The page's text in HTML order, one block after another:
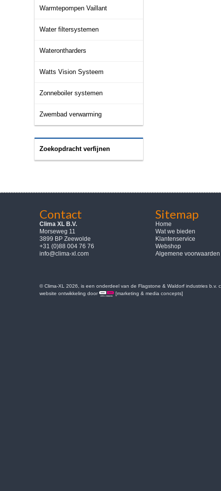
Warmtepompen Vaillant
Water filtersystemen
Waterontharders
Watts Vision Systeem
Zonneboiler systemen
Zwembad verwarming
Zoekopdracht verfijnen
Contact
Clima XL B.V.
Morseweg 11
3899 BP Zeewolde
+31 (0)88 004 76 76
info@clima-xl.com
Sitemap
Home
Wat we bieden
Klantenservice
Webshop
Algemene voorwaarden
© Clima-XL 2026, is een onderdeel van de Flagstone & Waldorf industries b.v.
website ontwikkeling door
[marketing & media concepts]